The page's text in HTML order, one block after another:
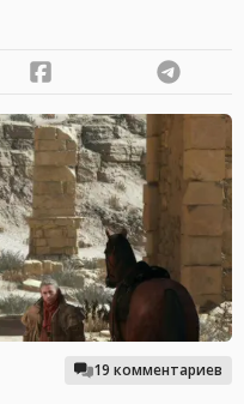
19 комментариев